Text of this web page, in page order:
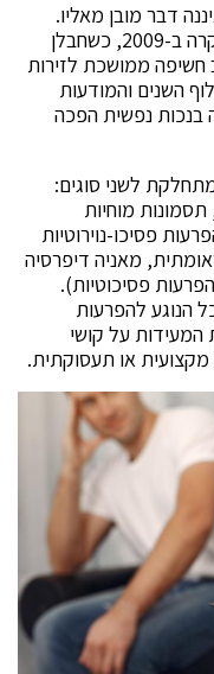
דבר מובן מאליו.
מקרה תקדימי של הכרה בנכות נפשית קרה ב-2009, כשחבלן
ממושכת לזירות
השנים והמודעות
בנכות נפשית הפכה
לשני סוגים:
מוחיות
פסיכו-נוירוטיות
מאניה דיפרסיה
פסיכוטיות).
הנוגע להפרעות
המעידות על קושי
מקצועית או תעסוקתית.